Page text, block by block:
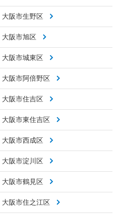
大阪市生野区
大阪市旭区
大阪市城東区
大阪市阿倍野区
大阪市住吉区
大阪市東住吉区
大阪市西成区
大阪市淀川区
大阪市鶴見区
大阪市住之江区